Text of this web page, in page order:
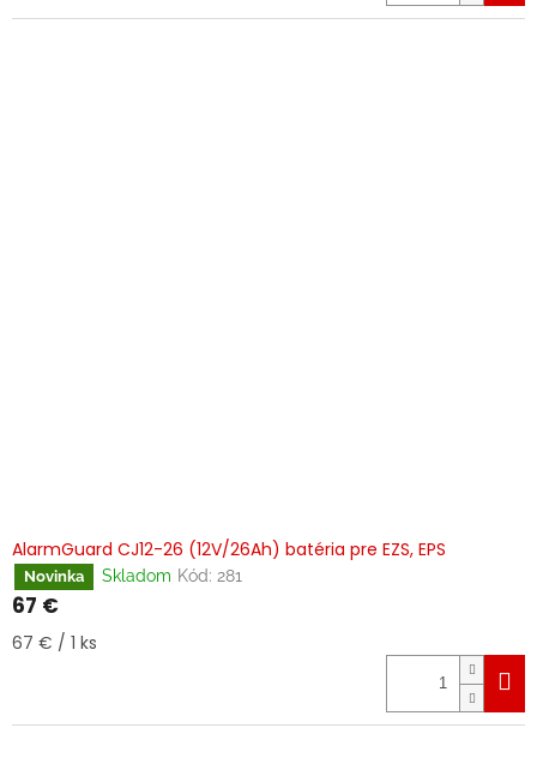
AlarmGuard CJ12-26 (12V/26Ah) batéria pre EZS, EPS
Novinka Skladom Kód: 281
67 €
Jednotková
67 € / 1 ks